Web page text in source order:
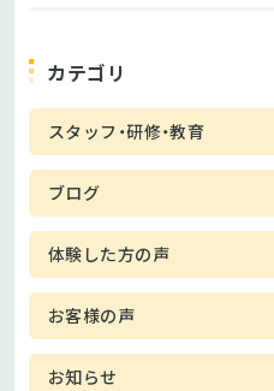
カテゴリ
スタッフ・研修・教育
ブログ
体験した方の声
お客様の声
お知らせ